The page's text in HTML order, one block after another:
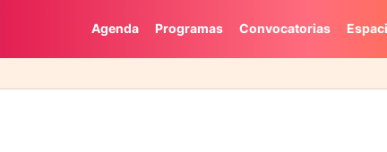
Agenda Programas Convocatorias